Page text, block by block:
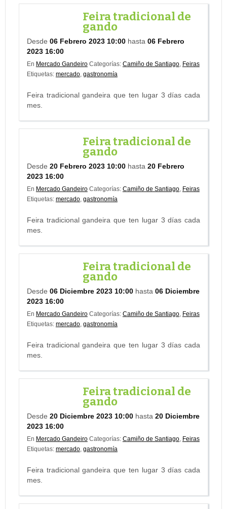
Feira tradicional de
gando
Desde 06 Febrero 2023 10:00 hasta 06 Febrero
2023 16:00
En Mercado Gandeiro Categorías: Camiño de Santiago, Feiras
Etiquetas: mercado, gastronomía
Feira tradicional gandeira que ten lugar 3 días cada
mes.
Feira tradicional de
gando
Desde 20 Febrero 2023 10:00 hasta 20 Febrero
2023 16:00
En Mercado Gandeiro Categorías: Camiño de Santiago, Feiras
Etiquetas: mercado, gastronomía
Feira tradicional gandeira que ten lugar 3 días cada
mes.
Feira tradicional de
gando
Desde 06 Diciembre 2023 10:00 hasta 06 Diciembre
2023 16:00
En Mercado Gandeiro Categorías: Camiño de Santiago, Feiras
Etiquetas: mercado, gastronomía
Feira tradicional gandeira que ten lugar 3 días cada
mes.
Feira tradicional de
gando
Desde 20 Diciembre 2023 10:00 hasta 20 Diciembre
2023 16:00
En Mercado Gandeiro Categorías: Camiño de Santiago, Feiras
Etiquetas: mercado, gastronomía
Feira tradicional gandeira que ten lugar 3 días cada
mes.